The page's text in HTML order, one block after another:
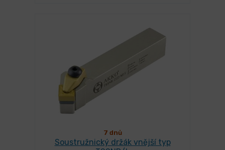
7 dnů
Soustružnický držák vnější typ